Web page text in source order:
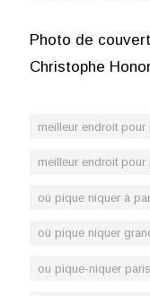
Photo de
Christophe
meilleur endroit
meilleur endroit
où pique niquer à
où pique niquer
ou pique-niquer